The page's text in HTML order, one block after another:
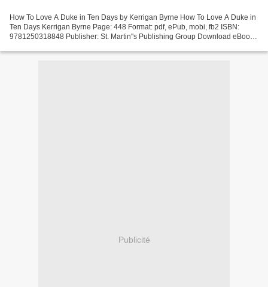
How To Love A Duke in Ten Days by Kerrigan Byrne How To Love A Duke in
Ten Days Kerrigan Byrne Page: 448 Format: pdf, ePub, mobi, fb2 ISBN:
9781250318848 Publisher: St. Martin''s Publishing Group Download eBook
Publicité